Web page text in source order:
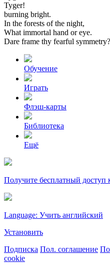
Tyger!
burning bright.
In the forests ofthe night,
What immortal hand oreye.
Dare frame thy fearful symmetry?
Обучение
Играть
Флэш-карты
Библиотека
Ещё
Получите бесплатный доступ
Language: Учить английский
Установить
Подписка Пол. соглашение
cookie